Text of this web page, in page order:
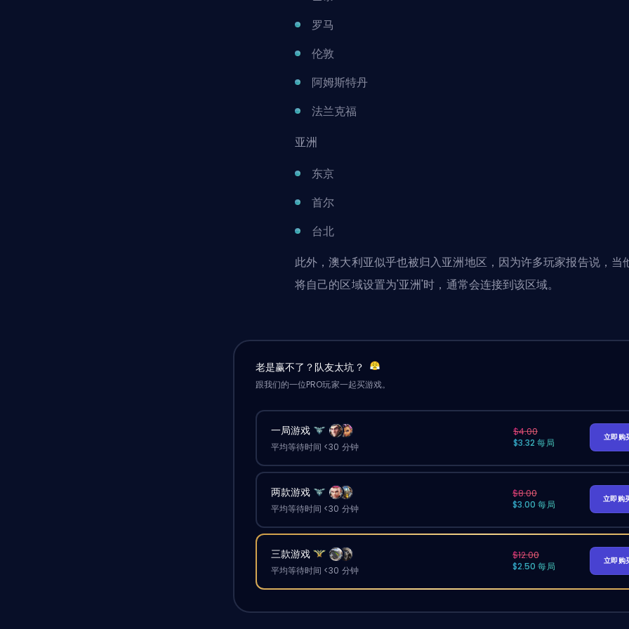
罗马
伦敦
阿姆斯特丹
法兰克福
亚洲
东京
首尔
台北
此外，澳大利亚似乎也被归入亚洲地区，因为许多玩家报告说，当
将自己的区域设置为'亚洲'时，通常会连接到该区域。
老是赢不了？队友太坑？
跟我们的一位PRO玩家一起买游戏。
一局游戏
平均等待时间 <30 分钟
$4.00
$3.32 每局
立即购
两款游戏
平均等待时间 <30 分钟
$8.00
$3.00 每局
立即购
三款游戏
平均等待时间 <30 分钟
$12.00
$2.50 每局
立即购